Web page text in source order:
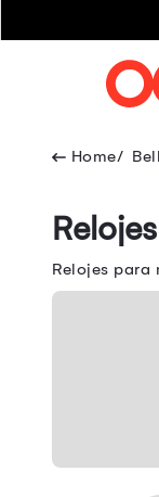
Relojes para